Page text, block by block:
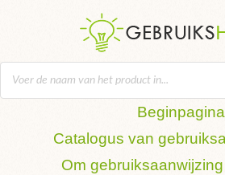
Beginpagina
Catalogus van
Om